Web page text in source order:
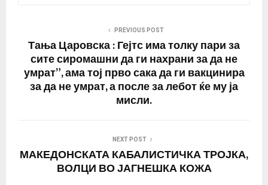
PREVIOUS POST
Тања Царовска : Гејтс има толку пари за
сите сиромашни да ги нахрани за да не
умрат”, ама тој прво сака да ги вакцинира
за да не умрат, а после за лебот ќе му ја
мисли.
NEXT POST
МАКЕДОНСКАТА КАБАЛИСТИЧКА ТРОЈКА,
ВОЛЦИ ВО ЈАГНЕШКА КОЖА